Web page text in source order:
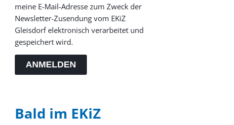
meine E-Mail-Adresse zum Zweck der
Newsletter-Zusendung vom EKiZ
Gleisdorf elektronisch verarbeitet und
gespeichert wird.
ANMELDEN
Bald im EKiZ